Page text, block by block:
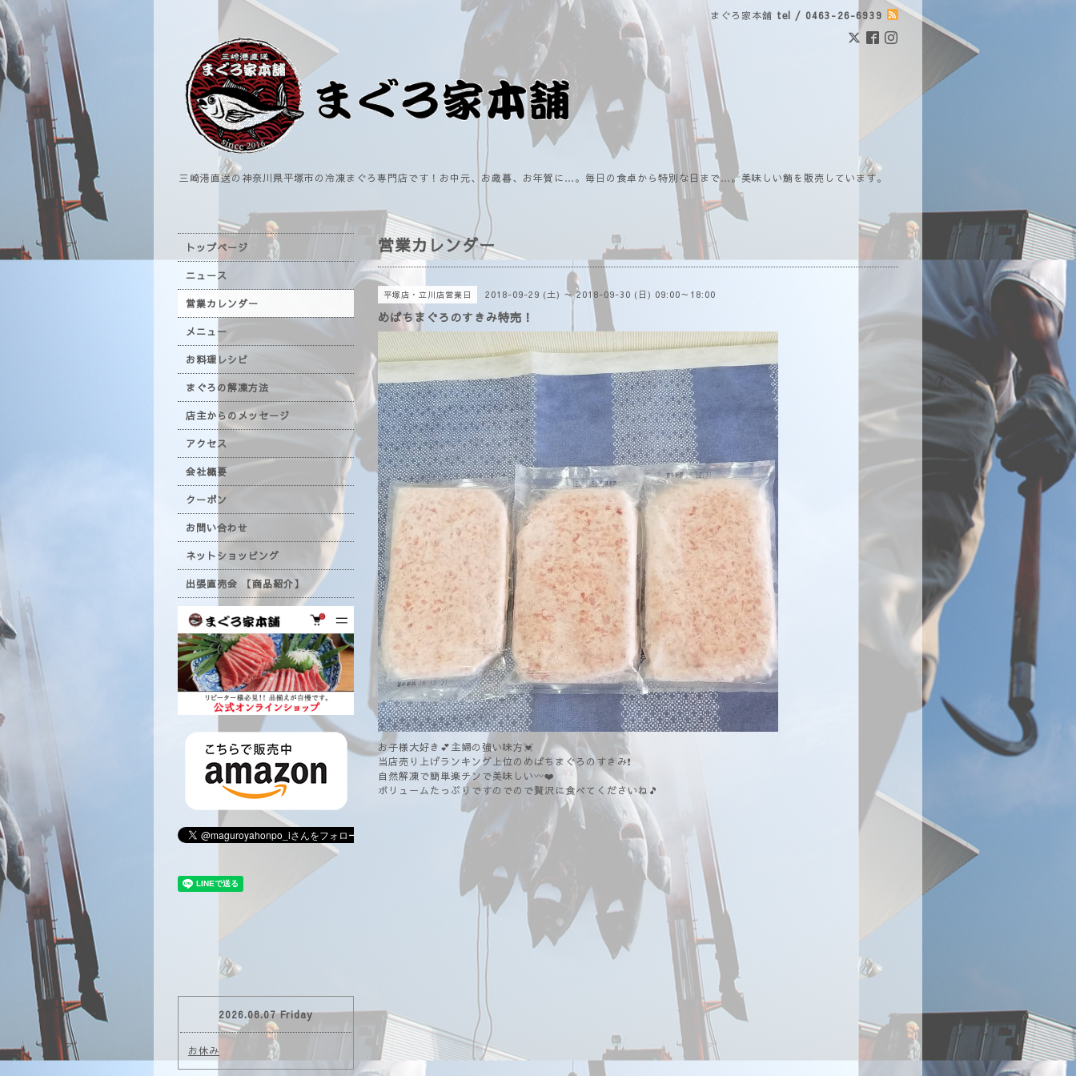
まぐろ家本舗 tel / 0463-26-6939
三崎港直送の神奈川県平塚市の冷凍まぐろ専門店です！お中元、お歳暮、お年賀に…。毎日の食卓から特別な日まで…。美味しい鮪を販売しています。
営業カレンダー
平塚店・立川店営業日 2018-09-29 (土) ～ 2018-09-30 (日) 09:00～18:00
めばちまぐろのすきみ特売！
お子様大好き💕主婦の強い味方💓
当店売り上げランキング上位のめばちまぐろのすきみ❗
自然解凍で簡単楽チンで美味しい〰️❤️
ボリュームたっぷりですのでので贅沢に食べてくださいね🎵
トップページ
ニュース
営業カレンダー
メニュー
お料理レシピ
まぐろの解凍方法
店主からのメッセージ
アクセス
会社概要
クーポン
お問い合わせ
ネットショッピング
出張直売会 【商品紹介】
2026.08.07 Friday
お休み